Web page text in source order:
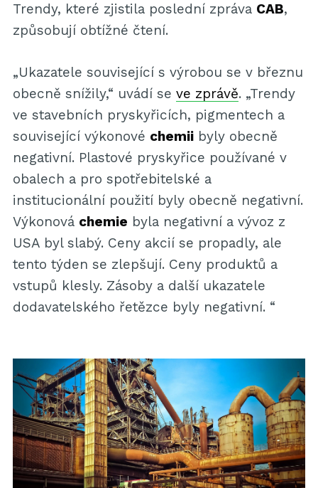
Trendy, které zjistila poslední zpráva CAB,
způsobují obtížné čtení.
„Ukazatele související s výrobou se v březnu
obecně snížily,“ uvádí se ve zprávě. „Trendy
ve stavebních pryskyřicích, pigmentech a
související výkonové chemiibyly obecně
negativní. Plastové pryskyřice používané v
obalech a pro spotřebitelské a
institucionální použití byly obecně negativní.
Výkonová chemie byla negativní a vývoz z
USA byl slabý. Ceny akcií se propadly, ale
tento týden se zlepšují. Ceny produktů a
vstupů klesly. Zásoby a další ukazatele
dodavatelského řetězce byly negativní. “